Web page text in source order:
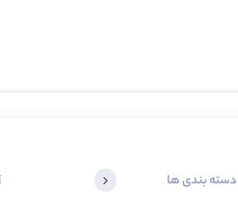
دسته بندی ها